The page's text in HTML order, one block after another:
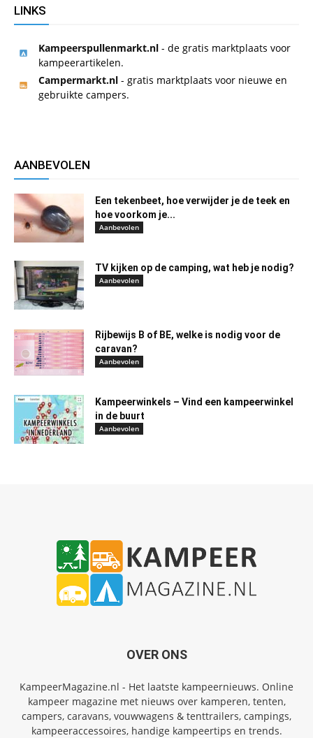
LINKS
Kampeerspullenmarkt.nl - de gratis marktplaats voor
kampeerartikelen.
Campermarkt.nl - gratis marktplaats voor nieuwe en
gebruikte campers.
AANBEVOLEN
Een tekenbeet, hoe verwijder je de teek en
hoe voorkom je...
Aanbevolen
TV kijken op de camping, wat heb je nodig?
Aanbevolen
Rijbewijs B of BE, welke is nodig voor de
caravan?
Aanbevolen
Kampeerwinkels – Vind een kampeerwinkel
in de buurt
Aanbevolen
OVER ONS
KampeerMagazine.nl - Het laatste kampeernieuws. Online
kampeer magazine met nieuws over kamperen, tenten,
campers, caravans, vouwwagens & tenttrailers, campings,
kampeeraccessoires, handige kampeertips en trends.